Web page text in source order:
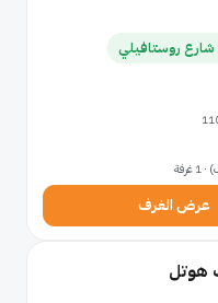
عرض الغرف
هوتل